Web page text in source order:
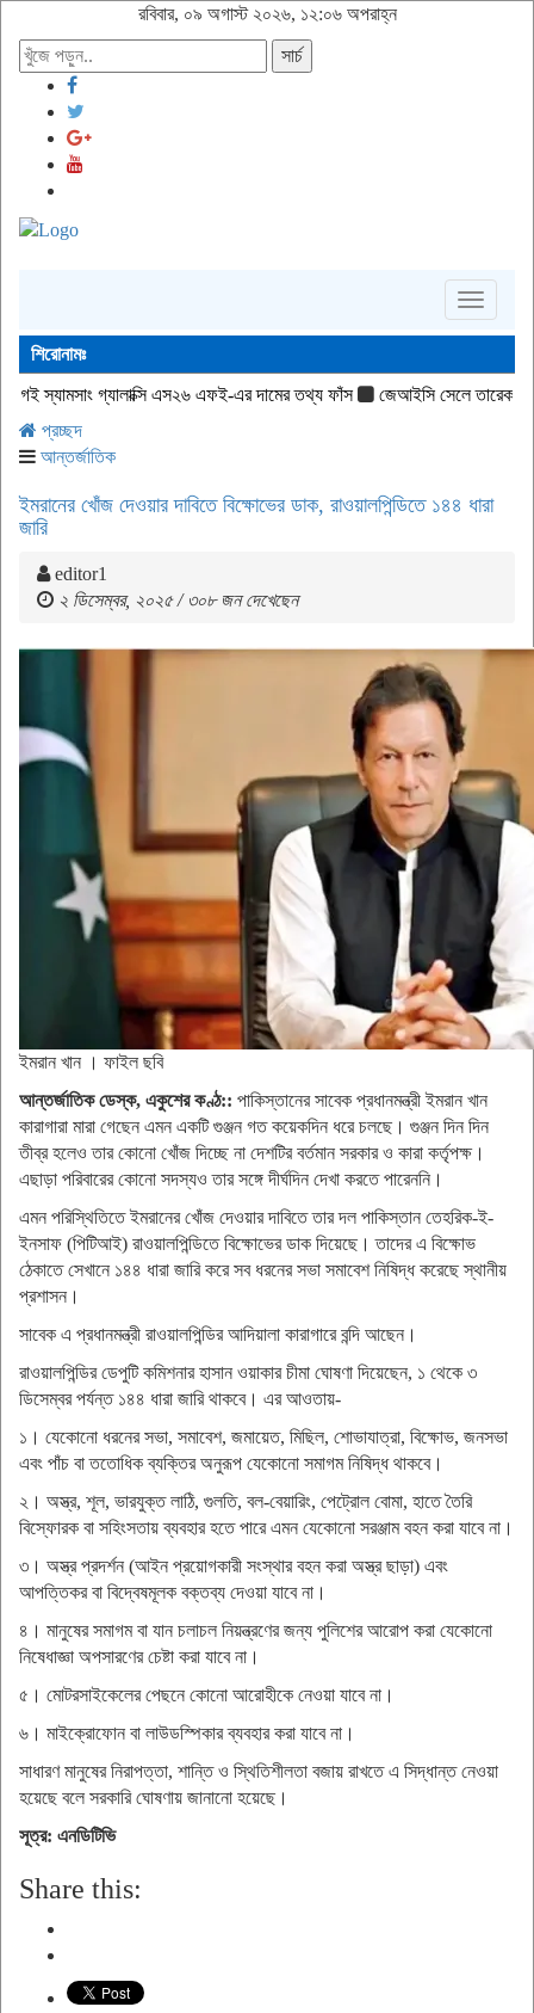
রবিবার, ০৯ অগাস্ট ২০২৬, ১২:০৬ অপরাহ্ন
সার্চ
Toggle
শিরোনামঃ
এস২৬ এফই-এর দামের তথ্য ফাঁস
জেআইসি সেলে তারেক রহমানকেও বন্দি
প্রচ্ছদ
আন্তর্জাতিক
ইমরানের খোঁজ দেওয়ার দাবিতে বিক্ষোভের ডাক, রাওয়ালপিন্ডিতে ১৪৪ ধারা
জারি
editor1
২ ডিসেম্বর, ২০২৫ / ৩০৮ জন দেখেছেন
ইমরান খান । ফাইল ছবি
আন্তর্জাতিক ডেস্ক, একুশের কণ্ঠ:: পাকিস্তানের সাবেক প্রধানমন্ত্রী ইমরান খান
কারাগারা মারা গেছেন এমন একটি গুঞ্জন গত কয়েকদিন ধরে চলছে। গুঞ্জন দিন দিন
তীব্র হলেও তার কোনো খোঁজ দিচ্ছে না দেশটির বর্তমান সরকার ও কারা কর্তৃপক্ষ।
এছাড়া পরিবারের কোনো সদস্যও তার সঙ্গে দীর্ঘদিন দেখা করতে পারেননি।
এমন পরিস্থিতিতে ইমরানের খোঁজ দেওয়ার দাবিতে তার দল পাকিস্তান তেহরিক-ই-
ইনসাফ (পিটিআই) রাওয়ালপিন্ডিতে বিক্ষোভের ডাক দিয়েছে। তাদের এ বিক্ষোভ
ঠেকাতে সেখানে ১৪৪ ধারা জারি করে সব ধরনের সভা সমাবেশ নিষিদ্ধ করেছে স্থানীয়
প্রশাসন।
সাবেক এ প্রধানমন্ত্রী রাওয়ালপিন্ডির আদিয়ালা কারাগারে বন্দি আছেন।
রাওয়ালপিন্ডির ডেপুটি কমিশনার হাসান ওয়াকার চীমা ঘোষণা দিয়েছেন, ১ থেকে ৩
ডিসেম্বর পর্যন্ত ১৪৪ ধারা জারি থাকবে। এর আওতায়-
১। যেকোনো ধরনের সভা, সমাবেশ, জমায়েত, মিছিল, শোভাযাত্রা, বিক্ষোভ, জনসভা
এবং পাঁচ বা ততোধিক ব্যক্তির অনুরূপ যেকোনো সমাগম নিষিদ্ধ থাকবে।
২। অস্ত্র, শূল, ভারযুক্ত লাঠি, গুলতি, বল-বেয়ারিং, পেট্রোল বোমা, হাতে তৈরি
বিস্ফোরক বা সহিংসতায় ব্যবহার হতে পারে এমন যেকোনো সরঞ্জাম বহন করা যাবে না।
৩। অস্ত্র প্রদর্শন (আইন প্রয়োগকারী সংস্থার বহন করা অস্ত্র ছাড়া) এবং
আপত্তিকর বা বিদ্বেষমূলক বক্তব্য দেওয়া যাবে না।
৪। মানুষের সমাগম বা যান চলাচল নিয়ন্ত্রণের জন্য পুলিশের আরোপ করা যেকোনো
নিষেধাজ্ঞা অপসারণের চেষ্টা করা যাবে না।
৫। মোটরসাইকেলের পেছনে কোনো আরোহীকে নেওয়া যাবে না।
৬। মাইক্রোফোন বা লাউডস্পিকার ব্যবহার করা যাবে না।
সাধারণ মানুষের নিরাপত্তা, শান্তি ও স্থিতিশীলতা বজায় রাখতে এ সিদ্ধান্ত নেওয়া
হয়েছে বলে সরকারি ঘোষণায় জানানো হয়েছে।
সূত্র: এনডিটিভি
Share this: